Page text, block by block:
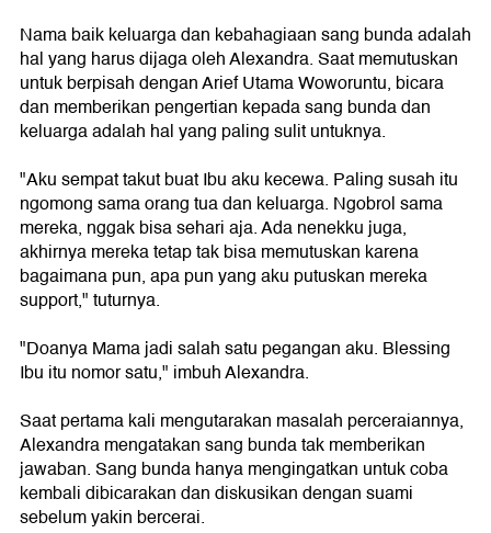
Nama baik keluarga dan kebahagiaan sang bunda adalah
hal yang harus dijaga oleh Alexandra. Saat memutuskan
untuk berpisah dengan Arief Utama Woworuntu, bicara
dan memberikan pengertian kepada sang bunda dan
keluarga adalah hal yang paling sulit untuknya.
"Aku sempat takut buat Ibu aku kecewa. Paling susah itu
ngomong sama orang tua dan keluarga. Ngobrol sama
mereka, nggak bisa sehari aja. Ada nenekku juga,
akhirnya mereka tetap tak bisa memutuskan karena
bagaimana pun, apa pun yang aku putuskan mereka
support," tuturnya.
"Doanya Mama jadi salah satu pegangan aku. Blessing
Ibu itu nomor satu," imbuh Alexandra.
Saat pertama kali mengutarakan masalah perceraiannya,
Alexandra mengatakan sang bunda tak memberikan
jawaban. Sang bunda hanya mengingatkan untuk coba
kembali dibicarakan dan diskusikan dengan suami
sebelum yakin bercerai.